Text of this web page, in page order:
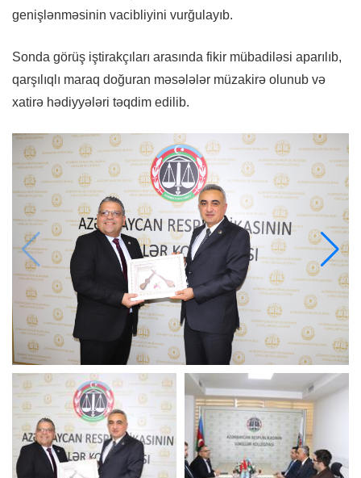
genişlənməsinin vacibliyini vurğulayıb.
Sonda görüş iştirakçıları arasında fikir mübadiləsi aparılıb,
qarşılıqlı maraq doğuran məsələlər müzakirə olunub və
xatirə hədiyyələri təqdim edilib.